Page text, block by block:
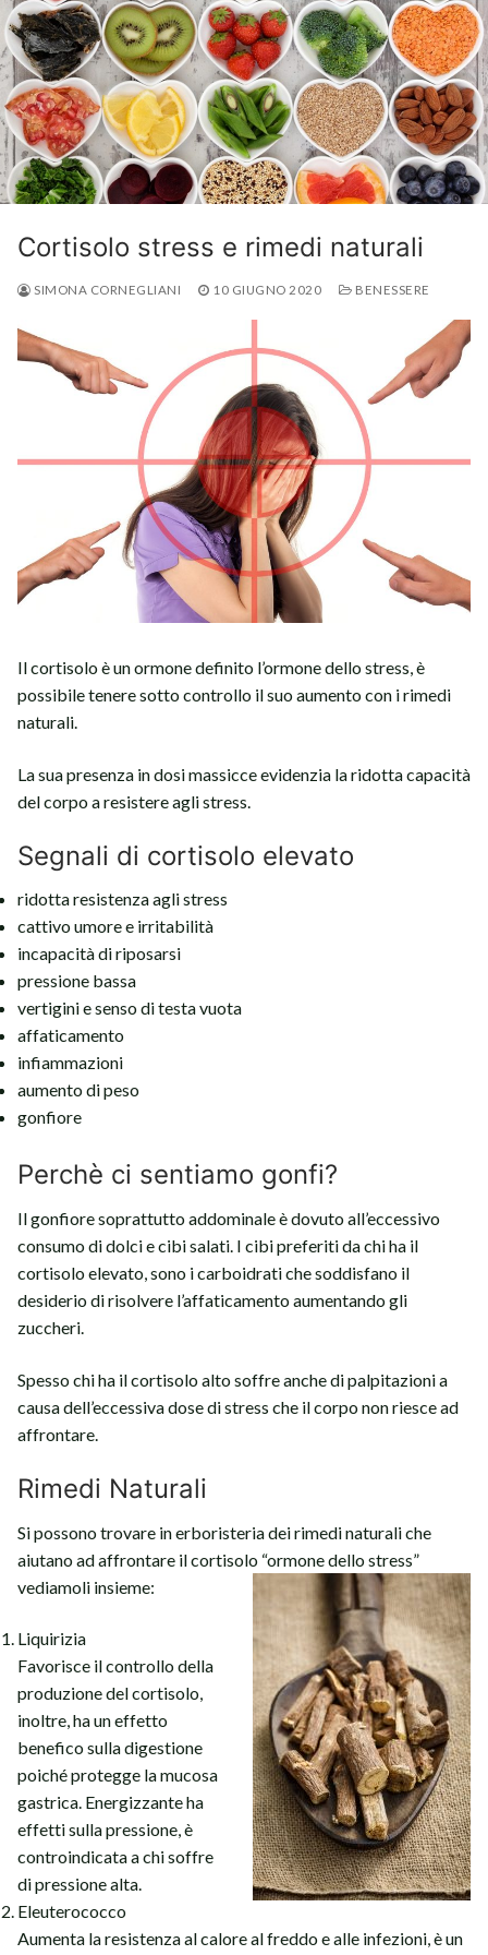
Cortisolo stress e rimedi naturali
SIMONA CORNEGLIANI 10 GIUGNO 2020 BENESSERE
Il cortisolo è un ormone definito l’ormone dello stress, è
possibile tenere sotto controllo il suo aumento con i rimedi
naturali.
La sua presenza in dosi massicce evidenzia la ridotta capacità
del corpo a resistere agli stress.
Segnali di cortisolo elevato
ridotta resistenza agli stress
cattivo umore e irritabilità
incapacità di riposarsi
pressione bassa
vertigini e senso di testa vuota
affaticamento
infiammazioni
aumento di peso
gonfiore
Perchè ci sentiamo gonfi?
Il gonfiore soprattutto addominale è dovuto all’eccessivo
consumo di dolci e cibi salati. I cibi preferiti da chi ha il
cortisolo elevato, sono i carboidrati che soddisfano il
desiderio di risolvere l’affaticamento aumentando gli
zuccheri.
Spesso chi ha il cortisolo alto soffre anche di palpitazioni a
causa dell’eccessiva dose di stress che il corpo non riesce ad
affrontare.
Rimedi Naturali
Si possono trovare in erboristeria dei rimedi naturali che
aiutano ad affrontare il cortisolo “ormone dello stress”
vediamoli insieme:
Liquirizia
Favorisce il controllo della
produzione del cortisolo,
inoltre, ha un effetto
benefico sulla digestione
poiché protegge la mucosa
gastrica. Energizzante ha
effetti sulla pressione, è
controindicata a chi soffre
di pressione alta.
Eleuterococco
Aumenta la resistenza al calore al freddo e alle infezioni, è un